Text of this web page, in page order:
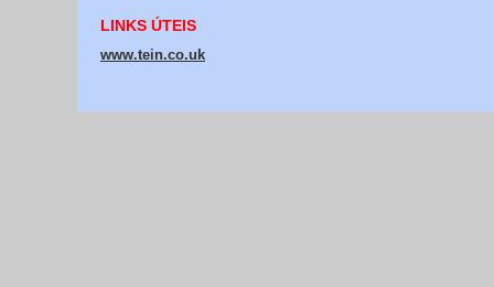
LINKS ÚTEIS
www.tein.co.uk